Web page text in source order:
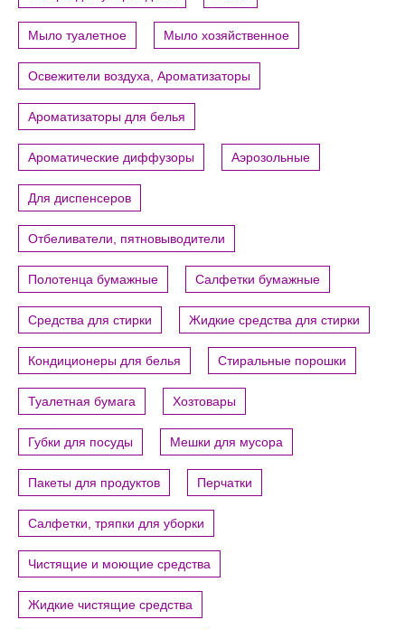
Мыло туалетное Мыло хозяйственное
Освежители воздуха, Ароматизаторы
Ароматизаторы для белья
Ароматические диффузоры Аэрозольные
Для диспенсеров
Отбеливатели, пятновыводители
Полотенца бумажные Салфетки бумажные
Средства для стирки Жидкие средства для стирки
Кондиционеры для белья Стиральные порошки
Туалетная бумага Хозтовары
Губки для посуды Мешки для мусора
Пакеты для продуктов Перчатки
Салфетки, тряпки для уборки
Чистящие и моющие средства
Жидкие чистящие средства